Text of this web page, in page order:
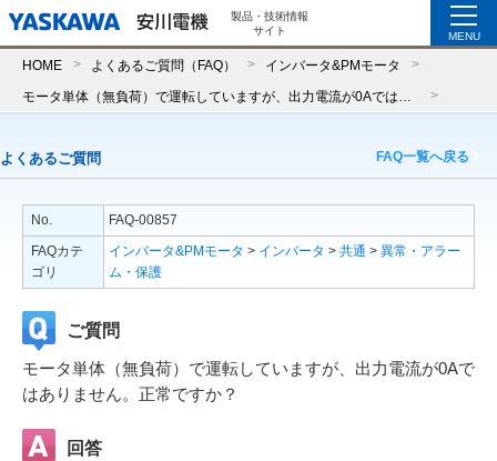
製品・技術情報
サイト
MENU
HOME よくあるご質問（FAQ） インバータ&PMモータ
よくあるご質問 FAQ一覧へ戻る
No.
FAQ-00857
FAQカテ
ゴリ
インバータ&PMモータ > インバータ > 共通 > 異常・アラー
ム・保護
ご質問
モータ単体（無負荷）で運転していますが、出力電流が0Aで
はありません。正常ですか？
回答